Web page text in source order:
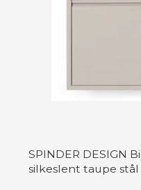
SPINDER DESIGN
silkeslent taupe stål